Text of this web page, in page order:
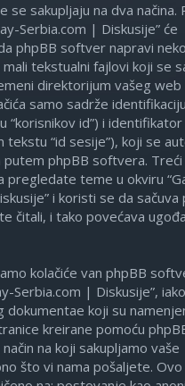
se sakupljaju na dva načina.
Serbia.com | Diskusije” će
phpBB softver napravi
mali tekstualni fajlovi koji se
direktorijum vašeg
samo sadrže
“korisnikov id”) i identifikator
tekstu “id sesije”), koji se
phpBB softvera. Treći
pregledate teme u okviru
i koristi se da sačuva
čitali, i tako povećava
kolačiće van phpBB
Serbia.com | Diskusije”,
dokumentae koji su
kreirane pomoću
na koji sakupljamo vaše
što vi nama pošaljete.